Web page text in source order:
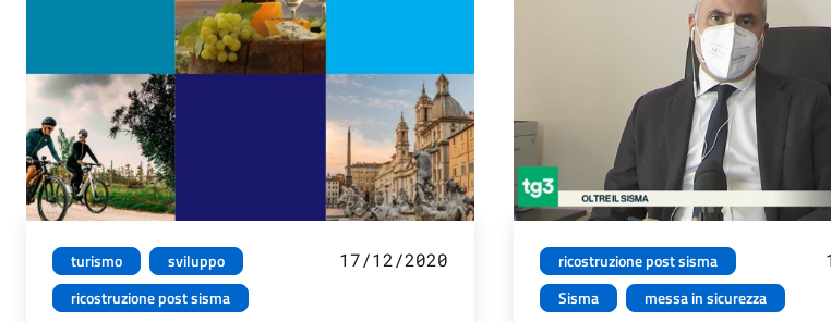
turismo
sviluppo
ricostruzione post sisma
17/12/2020
ricostruzione post sisma
Sisma
messa in sicurezza